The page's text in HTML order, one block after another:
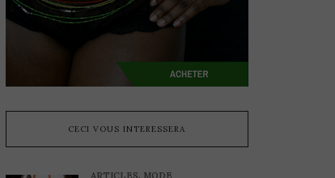
CECI VOUS INTERESSERA
ARTICLES, MODE